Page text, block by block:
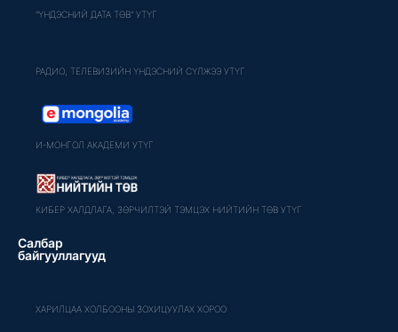
"ҮНДЭСНИЙ ДАТА ТӨВ" УТҮГ
РАДИО, ТЕЛЕВИЗИЙН ҮНДЭСНИЙ СҮЛЖЭЭ УТҮГ
И-МОНГОЛ АКАДЕМИ УТҮГ
КИБЕР ХАЛДЛАГА, ЗӨРЧИЛТЭЙ ТЭМЦЭХ НИЙТИЙН ТӨВ УТҮГ
Салбар
байгууллагууд
ХАРИЛЦАА ХОЛБООНЫ ЗОХИЦУУЛАХ ХОРОО